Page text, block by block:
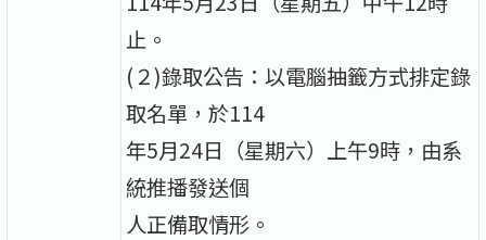
止。
(２)錄取公告：以電腦抽籤方式排定錄
取名單，於114
年5月24日（星期六）上午9時，由系
統推播發送個
人正備取情形。